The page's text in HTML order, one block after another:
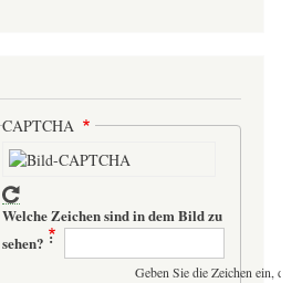
CAPTCHA
Welche Zeichen sind in dem Bild zu
sehen?
Geben Sie die Zeichen